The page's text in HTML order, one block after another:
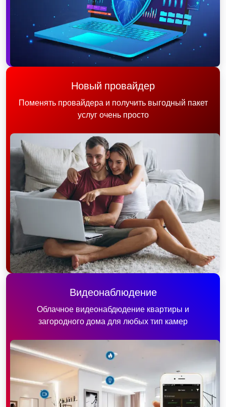
Новый провайдер
Поменять провайдера и получить выгодный пакет
услуг очень просто
Видеонаблюдение
Облачное видеонабдюдение квартиры и
загородного дома для любых тип камер